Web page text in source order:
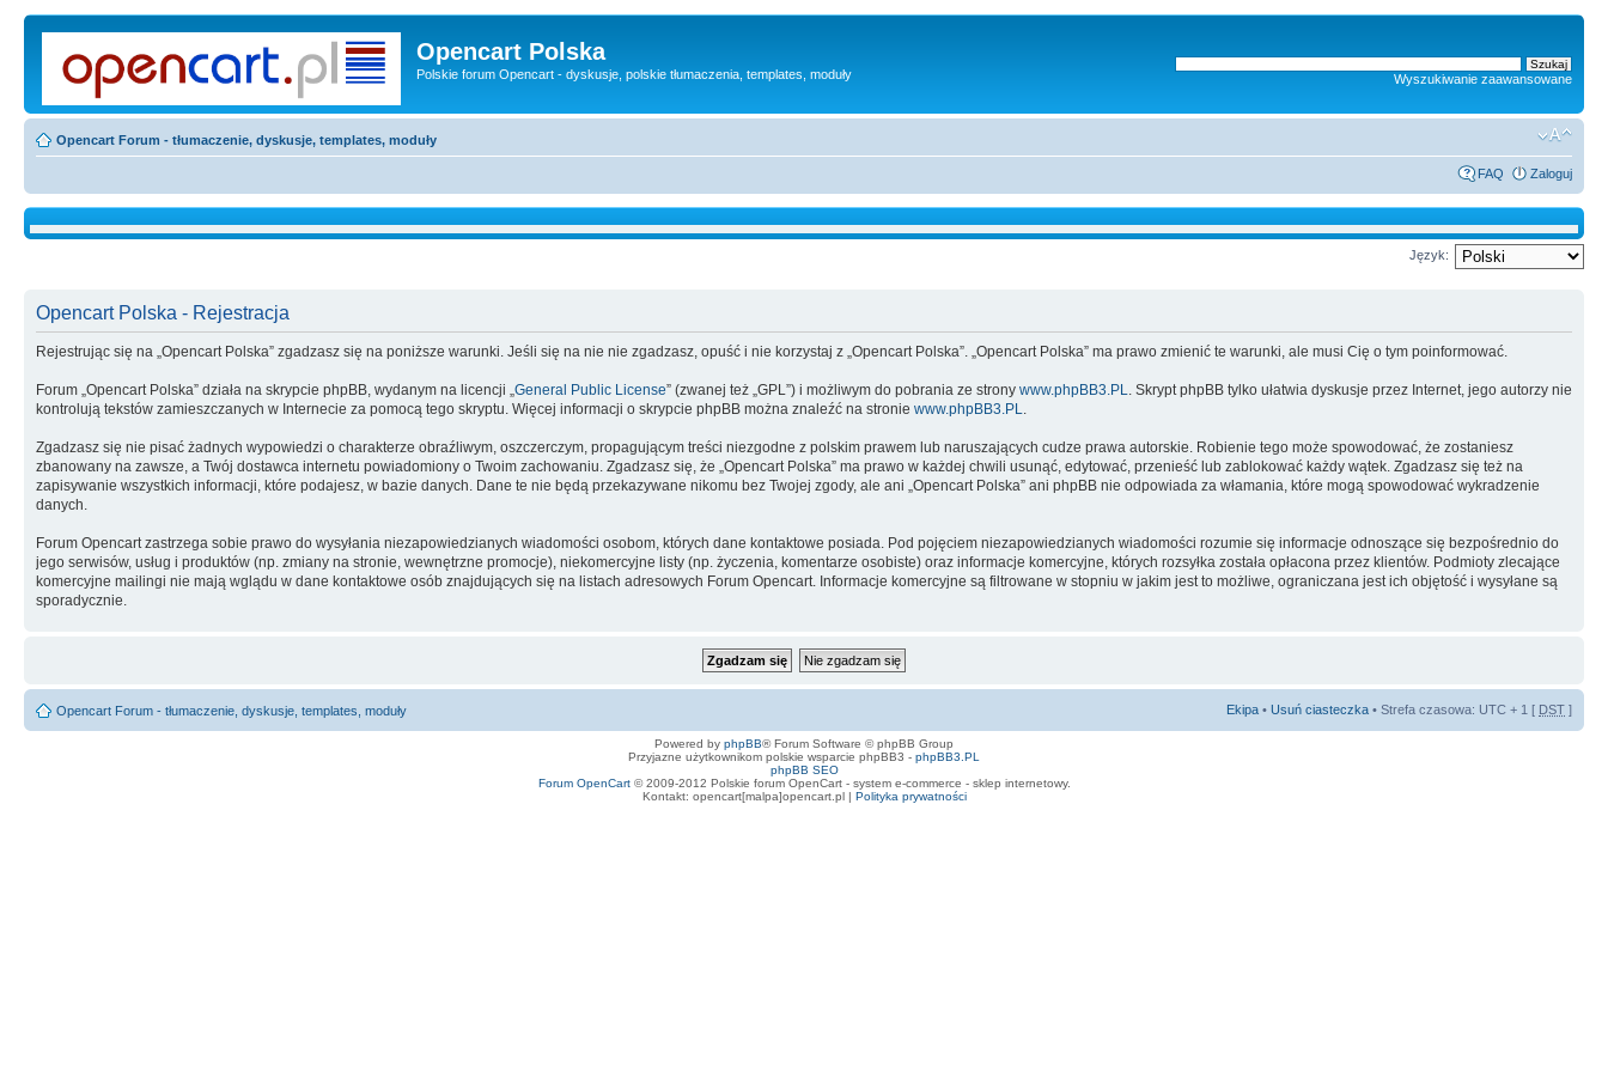
Opencart Polska
Polskie forum Opencart - dyskusje, polskie tłumaczenia, templates, moduły Wyszukiwanie zaawansowane
Opencart Forum - tłumaczenie, dyskusje, templates, moduły
FAQ Zaloguj
Język:
Opencart Polska - Rejestracja
Rejestrując się na „Opencart Polska” zgadzasz się na poniższe warunki. Jeśli się na nie nie zgadzasz, opuść i nie korzystaj z „Opencart Polska”. „Opencart Polska” ma prawo zmienić te warunki, ale musi Cię o tym poinformować.
Forum „Opencart Polska” działa na skrypcie phpBB, wydanym na licencji „ General Public License” (zwanej też „GPL”) i możliwym do pobrania ze strony www.phpBB3.PL
. Skrypt phpBB tylko ułatwia dyskusje przez Internet, jego autorzy nie
kontrolują tekstów zamieszczanych w Internecie za pomocą tego skryptu. Więcej informacji o skrypcie phpBB można znaleźć na stronie www.phpBB3.PL
Zgadzasz się nie pisać żadnych wypowiedzi o charakterze obraźliwym, oszczerczym, propagującym treści niezgodne z polskim prawem lub naruszających cudze prawa autorskie. Robienie tego może spowodować, że zostaniesz
zbanowany na zawsze, a Twój dostawca internetu powiadomiony o Twoim zachowaniu. Zgadzasz się, że „Opencart Polska” ma prawo w każdej chwili usunąć, edytować, przenieść lub zablokować każdy wątek. Zgadzasz się też na
zapisywanie wszystkich informacji, które podajesz, w bazie danych. Dane te nie będą przekazywane nikomu bez Twojej zgody, ale ani „Opencart Polska” ani phpBB nie odpowiada za włamania, które mogą spowodować wykradzenie
danych.
Forum Opencart zastrzega sobie prawo do wysyłania niezapowiedzianych wiadomości osobom, których dane kontaktowe posiada. Pod pojęciem niezapowiedzianych wiadomości rozumie się informacje odnoszące się bezpośrednio do
jego serwisów, usług i produktów (np. zmiany na stronie, wewnętrzne promocje), niekomercyjne listy (np. życzenia, komentarze osobiste) oraz informacje komercyjne, których rozsyłka została opłacona przez klientów. Podmioty zlecające
komercyjne mailingi nie mają wglądu w dane kontaktowe osób znajdujących się na listach adresowych Forum Opencart. Informacje komercyjne są filtrowane w stopniu w jakim jest to możliwe, ograniczana jest ich objętość i wysyłane są
sporadycznie.
Opencart Forum - tłumaczenie, dyskusje, templates, moduły Ekipa • Usuń ciasteczka • Strefa czasowa: UTC + 1 [ DST ]
Powered by phpBB® Forum Software © phpBB Group
Przyjazne użytkownikom polskie wsparcie phpBB3 - phpBB3.PL
phpBB SEO
Forum OpenCart© 2009-2012 Polskie forum OpenCart - system e-commerce - sklep internetowy.
Kontakt: opencart[malpa]opencart.pl | Polityka prywatności